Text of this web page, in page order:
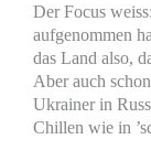
Der Focus
aufgenommen
das Land also,
Aber auch
Ukrainer in
Chillen wie in